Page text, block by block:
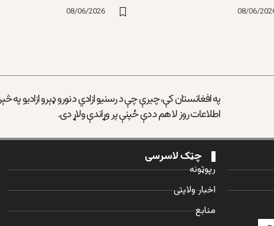
08/06/
08/06/2026
په افغانستان کې، چیرې چې د رسنیو ازادي د نورو ډېرو ازادیو په
اطلاعات روز لا هم د دې ځپنې پر وړاندې ولاړ دی.
چټک لاسرسی
رپوټونه
اخبار ولایتی
منابع